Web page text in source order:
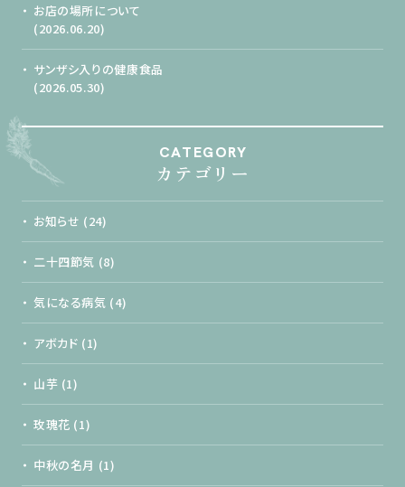
お店の場所について
(2026.06.20)
サンザシ入りの健康食品
(2026.05.30)
CATEGORY
カテゴリー
お知らせ (24)
二十四節気 (8)
気になる病気 (4)
アボカド (1)
山芋 (1)
玫瑰花 (1)
中秋の名月 (1)